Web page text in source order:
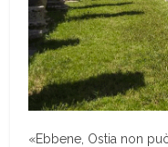
«Ebbene, Ostia non